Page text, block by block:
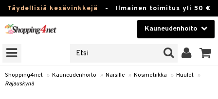
Täydellisiä kesävinkkejä - Ilmainen toimitus yli 50 €
Kauneudenhoito
Kauneudenhoito
Piilolinssit
Shopping4net » Kauneudenhoito » Naisille » Kosmetiikka » Huulet »
Rajauskynä